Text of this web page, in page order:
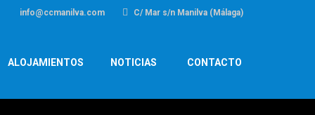
info@ccmanilva.com C/ Mar s/n Manilva (Málaga)
ALOJAMIENTOS NOTICIAS CONTACTO